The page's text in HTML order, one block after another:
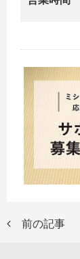
前の記事